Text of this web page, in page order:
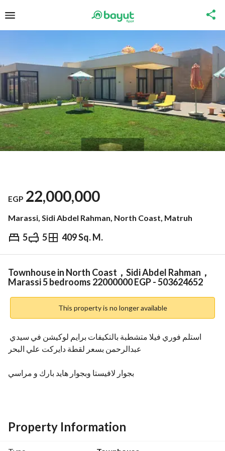
EGP 22,000,000
Marassi, Sidi Abdel Rahman, North Coast, Matruh
5 5 409 Sq. M.
EGP 22,000,000
Overview Trends & Indices Mortgage
Townhouse in North Coast，Sidi Abdel Rahman，
Marassi 5 bedrooms 22000000 EGP - 503624652
This property is no longer available
عبدالرحمن بسعر لقطة دايركت علي البحر
بجوار لافيستا وبجوار هايد بارك و مراسي
5 غرف نوم
5 حمام
Property Information